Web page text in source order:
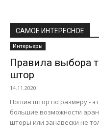
САМОЕ ИНТЕРЕСНОЕ
Интерьеры
Правила выбора
штор
14.11.2020
Пошив штор по размеру -
большие возможности
шторы или занавески не